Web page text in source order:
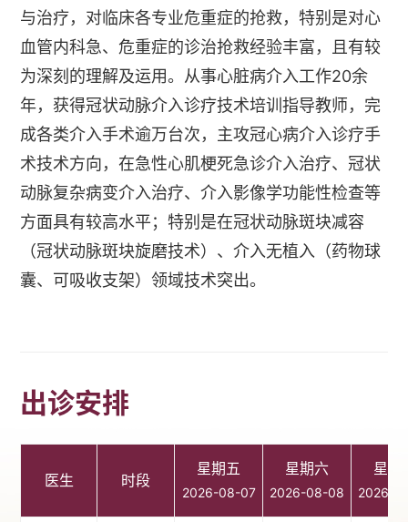
与治疗，对临床各专业危重症的抢救，特别是对心
血管内科急、危重症的诊治抢救经验丰富，且有较
为深刻的理解及运用。从事心脏病介入工作20余
年，获得冠状动脉介入诊疗技术培训指导教师，完
成各类介入手术逾万台次，主攻冠心病介入诊疗手
术技术方向，在急性心肌梗死急诊介入治疗、冠状
动脉复杂病变介入治疗、介入影像学功能性检查等
方面具有较高水平；特别是在冠状动脉斑块减容
（冠状动脉斑块旋磨技术）、介入无植入（药物球
囊、可吸收支架）领域技术突出。
出诊安排
医生 时段
星期五
2026-08-07
星期六
2026-08-08
星期
2026-